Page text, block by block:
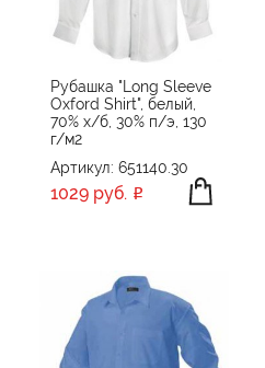
Рубашка "Long Sleeve
Oxford Shirt", белый,
70% х/б, 30% п/э, 130
г/м2
Артикул: 651140.30
1029 руб.